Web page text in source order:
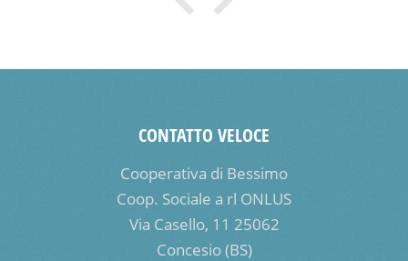
CONTATTO VELOCE
Cooperativa di Bessimo
Coop. Sociale a rl ONLUS
Via Casello, 11 25062
Concesio (BS)